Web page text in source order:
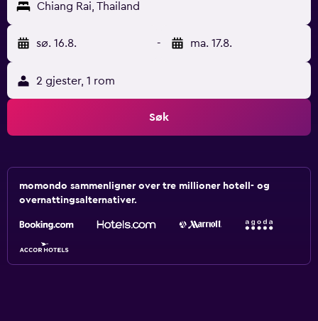
Chiang Rai, Thailand
sø. 16.8. - ma. 17.8.
2 gjester, 1 rom
Søk
momondo sammenligner over tre millioner hotell- og
overnattingsalternativer.